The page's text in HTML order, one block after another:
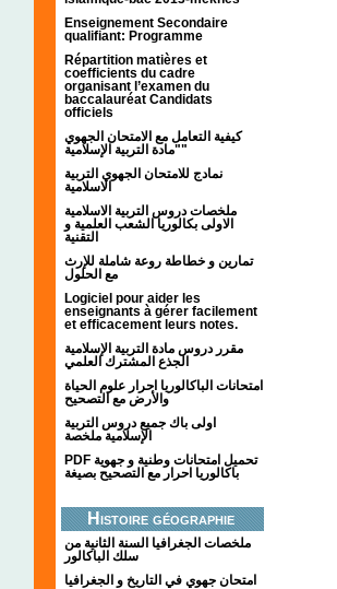
Enseignement Secondaire
qualifiant: Programme
Répartition matières et
coefficients du cadre
organisant l’examen du
baccalauréat Candidats
officiels
كيفية التعامل مع الامتحان الجهوي
"مادة التربية الإسلامية"
نمادج للامتحان الجهوي التربية
الاسلامية
ملخصات دروس التربية الاسلامية
الاولى بكالوريا الشعب العلمية و
التقنية
تمارين و خطاطة روعة شاملة للإرث
مع الحلول
Logiciel pour aider les
enseignants à gérer facilement
et efficacement leurs notes.
مقرر دروس مادة التربية الإسلامية
الجذع المشترك العلمي
امتحانات الباكالوريا احرار علوم الحياة
والأرض مع التصحيح
اولى باك جميع دروس التربية
الإسلامية ملخصة
PDF تحميل امتحانات وطنية و جهوية
باكالوريا احرار مع التصحيح بصيغة
Histoire géographie
ملخصات الجغرافيا السنة الثانية من
سلك الباكالور
امتحان جهوي في التاريخ و الجغرافيا